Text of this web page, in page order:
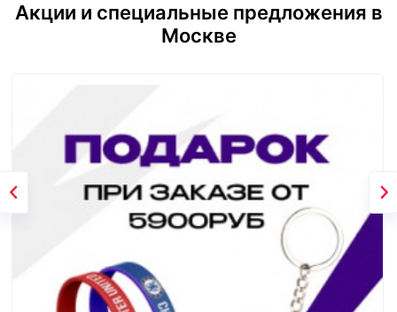
Акции и специальные предложения в
Москве